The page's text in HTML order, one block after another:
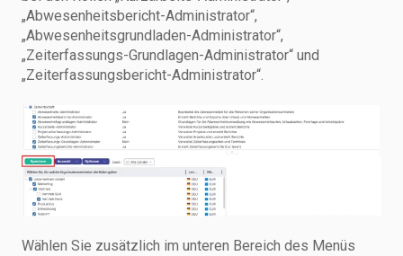
„Abwesenheitsbericht-Administrator“,
„Abwesenheitsgrundladen-Administrator“,
„Zeiterfassungs-Grundlagen-Administrator“ und
„Zeiterfassungsbericht-Administrator“.
Wählen Sie zusätzlich im unteren Bereich des Menüs